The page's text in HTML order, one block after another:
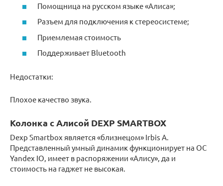
Помощница на русском языке «Алиса»;
Разъем для подключения к стереосистеме;
Приемлемая стоимость
Поддерживает Bluetooth
Недостатки:
Плохое качество звука.
Колонка с Алисой DEXP SMARTBOX
Dexp Smartbox является «близнецом» Irbis A.
Представленный умный динамик функционирует на ОС
Yandex IO, имеет в распоряжении «Алису», да и
стоимость на гаджет не высокая.